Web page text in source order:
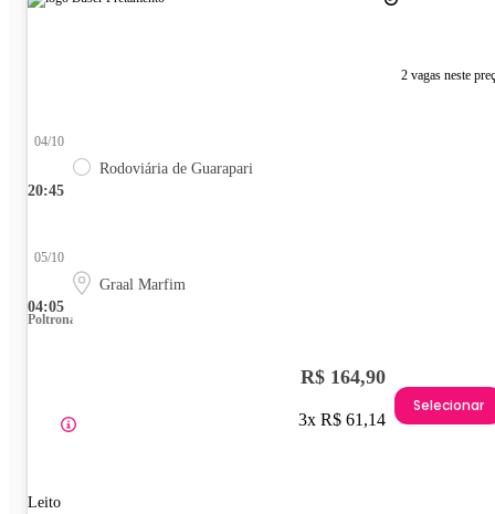
2 vagas neste
20:45
04/10
Rodoviária de Guarapari
04:05
05/10
Graal Marfim
Poltrona
Leito
R$ 164,90
3x R$ 61,14
Selecionar